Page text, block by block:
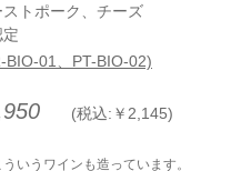
トポーク、チーズ
BIO-01、PT-BIO-02)
(税込:￥2,145)
いうワインも造っています。